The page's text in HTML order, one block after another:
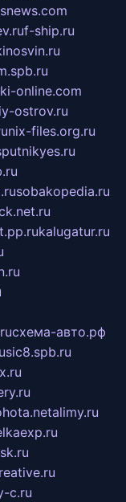
f-ship.ru
online.com
ostrov.ru
nix-files.org.ru
sobakopedia.ru
kalugatur.ru
схема-авто.рф
alimy.ru
c.ru